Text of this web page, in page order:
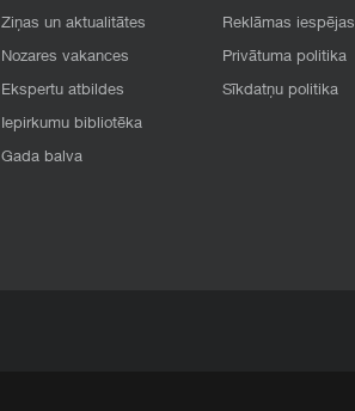
Ziņas un aktualitātes
Nozares vakances
Ekspertu atbildes
Iepirkumu bibliotēka
Gada balva
Reklāmas iespējas
Privātuma politika
Sīkdatņu politika